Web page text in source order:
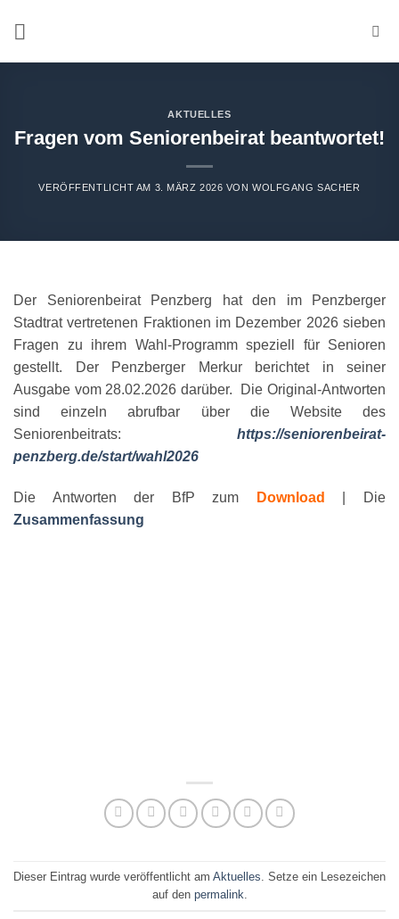
AKTUELLES
Fragen vom Seniorenbeirat beantwortet!
VERÖFFENTLICHT AM 3. MÄRZ 2026 VONWOLFGANG SACHER
Der Seniorenbeirat Penzberg hat den im Penzberger
Stadtrat vertretenen Fraktionen im Dezember 2026 sieben
Fragen zu ihrem Wahl-Programm speziell für Senioren
gestellt. Der Penzberger Merkur berichtet in seiner
Ausgabe vom 28.02.2026 darüber. Die Original-Antworten
sind einzeln abrufbar über die Website des
Seniorenbeitrats: https://seniorenbeirat-
penzberg.de/start/wahl2026
Die Antworten der BfP zum Download
| Die
Zusammenfassung
Dieser Eintrag wurde veröffentlicht am Aktuelles . Setze ein Lesezeichen
auf den permalink